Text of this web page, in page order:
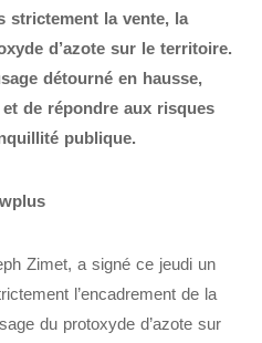
strictement la vente, la
d’azote sur le territoire.
détourné en hausse,
de répondre aux risques
publique.
Zimet, a signé ce jeudi un
l’encadrement de la
du protoxyde d’azote sur